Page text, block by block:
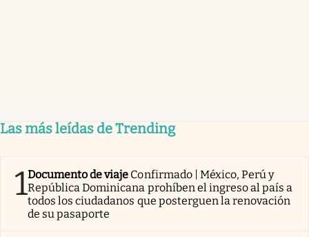
Las más leídas de Trending
1Documento de viaje Confirmado | México, Perú y
República Dominicana prohíben el ingreso al país a
todos los ciudadanos que posterguen la renovación
de su pasaporte